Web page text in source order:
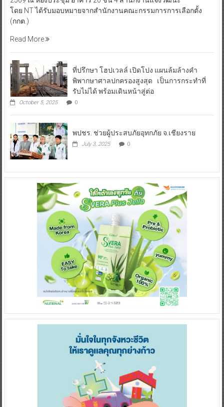
โดย NT ได้รับมอบหมายจากสำนักงานคณะกรรมการการเลือกตั้ง
(กกต.)
Read More
ที่ปรึกษา โฮปเวลล์ เปิดโปง แผนล้มล้างคำ
พิพากษาศาลปกครองสูงสุด เป็นการกระทำที่
รับไม่ได้ พร้อมเดินหน้าสู่ต่อ
October 5, 2025 0
พปชร. ช่วยผู้ประสบภัยอุทกภัย จ.เชียงราย
July 3, 2025 0